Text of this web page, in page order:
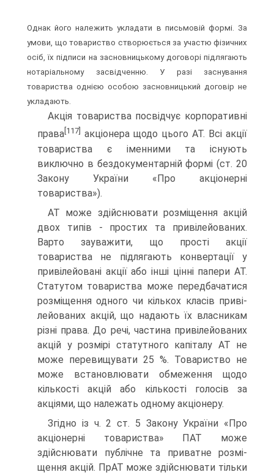
Однак його належить укладати в письмовій фо­рмі. За
умови, що товариство створюється за участю фізичних
осіб, їх підписи на засновницькому договорі підлягають
нота­ріальному засвідченню. У разі заснування
товариства однією особою засновницький договір не
укладають.
Акція товариства посвідчує корпоративні
права [117] акціоне­ра щодо цього АТ. Всі акції
товариства є іменними та існують
виключно в бездокументарній формі (ст. 20
Закону України «Про акціонерні
товариства»).
АТ може здійснювати розміщення акцій
двох типів - простих та привілейованих.
Варто зауважити, що прості акції
товариства не підлягають конвертації у
привілейовані акції або інші цінні папери АТ.
Статутом товариства може передбачатися
розміщення одного чи кількох класів приві­
лейованих акцій, що надають їх власникам
різні права. До речі, частина привілейованих
акцій у розмірі статутного ка­піталу АТ не
може перевищувати 25 %. Товариство не
може встановлювати обмеження щодо
кількості акцій або кількос­ті голосів за
акціями, що належать одному акціонеру.
Згідно із ч. 2 ст. 5 Закону України «Про
акціонерні това­риства» ПАТ може
здійснювати публічне та приватне розмі­
щення акцій. ПрАТ може здійснювати тільки